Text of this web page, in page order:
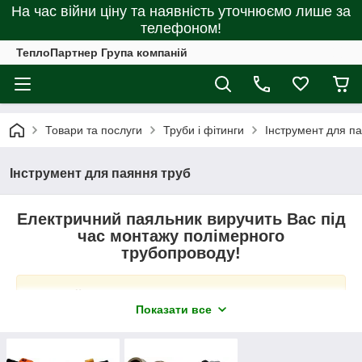
На час війни ціну та наявність уточнюємо лише за
телефоном!
ТеплоПартнер Група компаній
Товари та послуги Труби і фітинги Інструмент для
Інструмент для паяння труб
Електричний паяльник виручить Вас під
час монтажу полімерного
трубопроводу!
монтажу всіх інженерних комунікацій із
Показати все